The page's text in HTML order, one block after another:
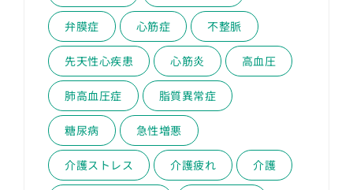
弁膜症 心筋症 不整脈
先天性心疾患 心筋炎 高血圧
肺高血圧症 脂質異常症
糖尿病 急性増悪
介護ストレス 介護疲れ 介護